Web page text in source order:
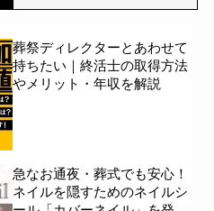
葬祭ディレクターとあわせて
持ちたい｜終活士の取得方法
やメリット・年収を解説
急なお通夜・葬式でも安心！
ネイルを隠すためのネイルシ